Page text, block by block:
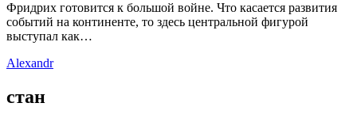
Фридрих готовится к большой войне. Что касается развития
событий на континенте, то здесь центральной фигурой
выступал как…
Alexandr
стан